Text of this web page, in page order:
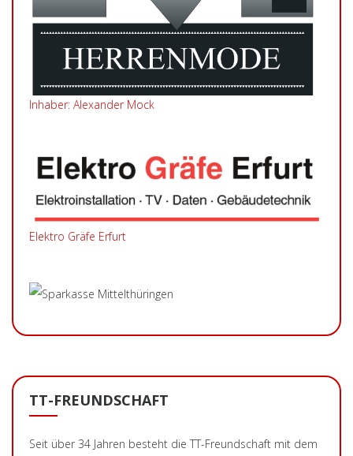
Inhaber: Alexander Mock
Elektro Gräfe Erfurt
TT-FREUNDSCHAFT
Seit über 34 Jahren besteht die TT-Freundschaft mit dem